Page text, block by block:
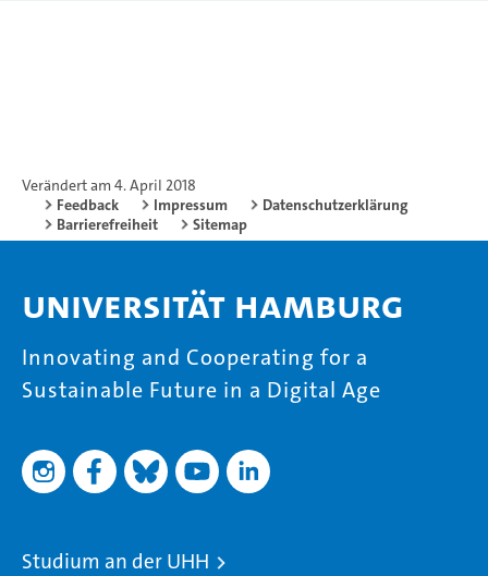
Verändert am 4. April 2018
Feedback
Impressum
Datenschutzerklärung
Barrierefreiheit
Sitemap
Universität Hamburg
Innovating and Cooperating for a
Sustainable Future in a Digital Age
Studium an der UHH